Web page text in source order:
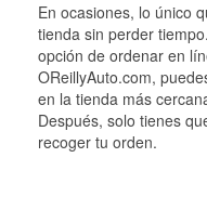
En ocasiones, lo único
tienda sin perder
opción de ordenar en
OReillyAuto.com,
en la tienda más
Después, solo tienes
recoger tu orden.